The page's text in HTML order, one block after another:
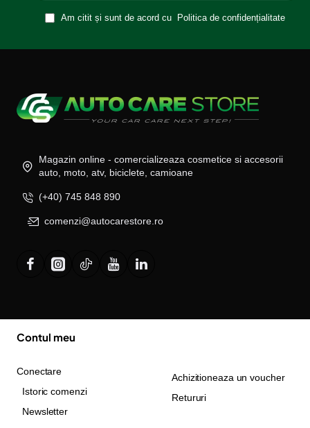
Am citit și sunt de acord cu Politica de confidențialitate
Magazin online - comercializeaza cosmetice si accesorii
auto, moto, atv, biciclete, camioane
(+40) 745 848 890
comenzi@autocarestore.ro
Contul meu
Conectare
Istoric comenzi
Newsletter
Achizitioneaza un voucher
Retururi